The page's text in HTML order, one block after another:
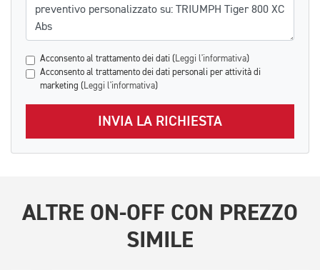
Acconsento al trattamento dei dati ( Leggi l'informativa)
Acconsento al trattamento dei dati personali per attività di
marketing ( Leggi l'informativa)
INVIA LA RICHIESTA
ALTRE ON-OFF CON PREZZO
SIMILE